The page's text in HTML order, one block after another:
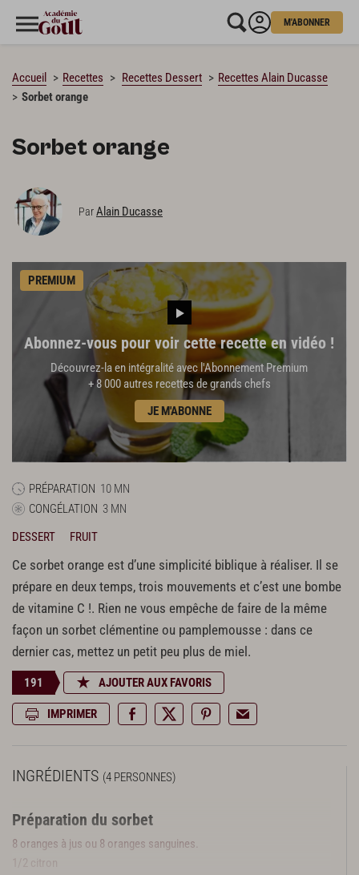
M'ABONNER
Accueil Recettes Recettes Dessert
Recettes Alain Ducasse
Sorbet orange
Sorbet orange
ParAlain Ducasse
PREMIUM
Abonnez-vous pour voir cette recette en vidéo !
Découvrez-la en intégralité avec l'Abonnement Premium
+ 8 000 autres recettes de grands chefs
JE M'ABONNE
PRÉPARATION 10 MN
CONGÉLATION 3 MN
DESSERT
FRUIT
Ce sorbet orange est d’une simplicité biblique à réaliser. Il se
prépare en deux temps, trois mouvements et c’est une bombe
de vitamine C !. Rien ne vous empêche de faire de la même
façon un sorbet clémentine ou pamplemousse : dans ce
dernier cas, mettez un petit peu plus de miel.
191 AJOUTER AUX FAVORIS
IMPRIMER
INGRÉDIENTS (4 PERSONNES)
Préparation du sorbet
8 oranges à jus ou 8 oranges sanguines.
1/2 citron
CHARGEMENT…